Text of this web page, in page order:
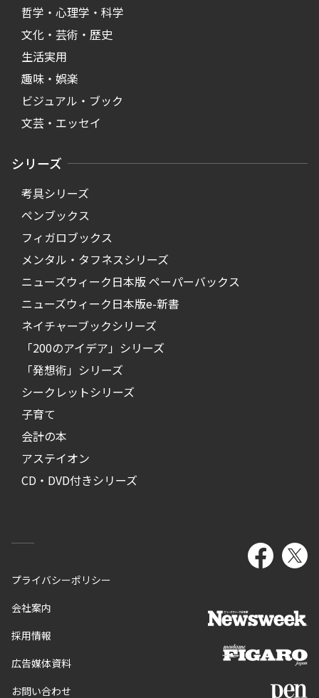
哲学・心理学・科学
文化・芸術・歴史
生活実用
趣味・娯楽
ビジュアル・ブック
文芸・エッセイ
シリーズ
考具シリーズ
ペンブックス
フィガロブックス
メンタル・タフネスシリーズ
ニューズウィーク日本版 ペーパーバックス
ニューズウィーク日本版e-新書
ネイチャーブックシリーズ
「200のアイデア」シリーズ
「発想術」シリーズ
シークレットシリーズ
子育て
会計の本
アステイオン
CD・DVD付きシリーズ
プライバシーポリシー
会社案内
採用情報
広告媒体資料
お問い合わせ